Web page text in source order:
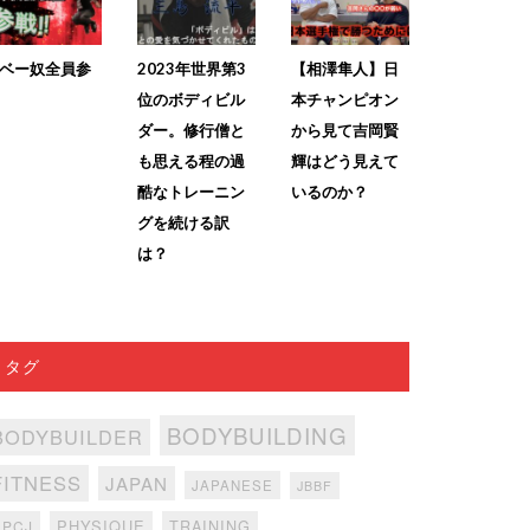
ー奴全員参
2023年世界第3
位のボディビル
ダー。修行僧と
も思える程の過
酷なトレーニン
グを続ける訳
は？
【相澤隼人】日
本チャンピオン
から見て吉岡賢
輝はどう見えて
いるのか？
タグ
BODYBUILDING
JAPAN JAPANESE JBBF